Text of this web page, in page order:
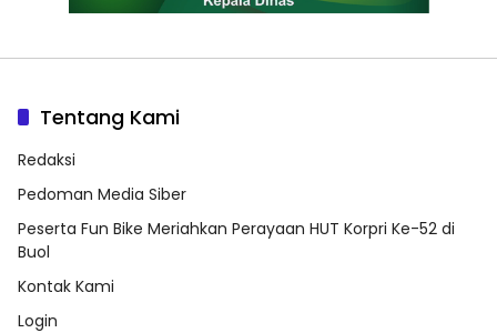
Tentang Kami
Redaksi
Pedoman Media Siber
Peserta Fun Bike Meriahkan Perayaan HUT Korpri Ke-52 di
Buol
Kontak Kami
Login